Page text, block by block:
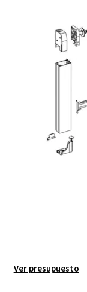
Ver presupuesto